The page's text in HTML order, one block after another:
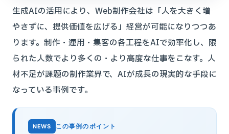
生成AIの活用により、Web制作会社は「人を大きく増
やさずに、提供価値を広げる」経営が可能になりつつあ
ります。制作・運用・集客の各工程をAIで効率化し、限
られた人数でより多くの・より高度な仕事をこなす。人
材不足が課題の制作業界で、AIが成長の現実的な手段に
なっている事例です。
この事例のポイント